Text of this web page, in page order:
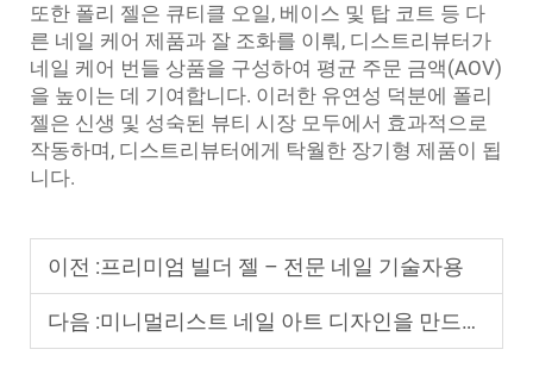
또한 폴리 젤은 큐티클 오일, 베이스 및 탑 코트 등 다
른 네일 케어 제품과 잘 조화를 이뤄, 디스트리뷰터가
네일 케어 번들 상품을 구성하여 평균 주문 금액(AOV)
을 높이는 데 기여합니다. 이러한 유연성 덕분에 폴리
젤은 신생 및 성숙된 뷰티 시장 모두에서 효과적으로
작동하며, 디스트리뷰터에게 탁월한 장기형 제품이 됩
니다.
이전 :프리미엄 빌더 젤 – 전문 네일 기술자용
다음 :미니멀리스트 네일 아트 디자인을 만드는 방법은?